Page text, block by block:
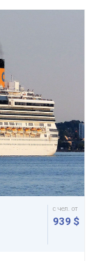
с чел. от
939 $